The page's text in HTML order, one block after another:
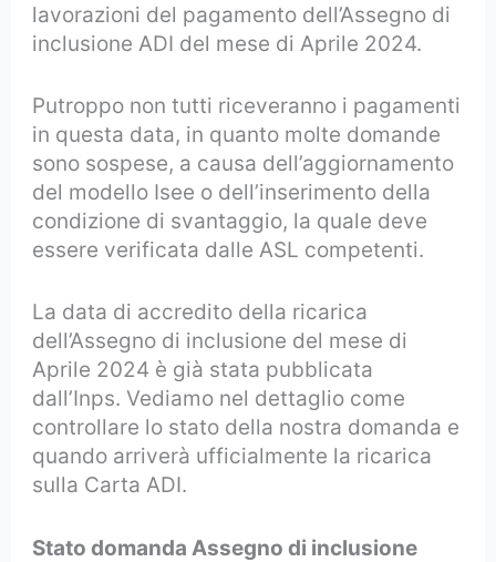
lavorazioni del pagamento dell’Assegno di
inclusione ADI del mese di Aprile 2024.
Putroppo non tutti riceveranno i pagamenti
in questa data, in quanto molte domande
sono sospese, a causa dell’aggiornamento
del modello Isee o dell’inserimento della
condizione di svantaggio, la quale deve
essere verificata dalle ASL competenti.
La data di accredito della ricarica
dell’Assegno di inclusione del mese di
Aprile 2024 è già stata pubblicata
dall’Inps. Vediamo nel dettaglio come
controllare lo stato della nostra domanda e
quando arriverà ufficialmente la ricarica
sulla Carta ADI.
Stato domanda Assegno di inclusione